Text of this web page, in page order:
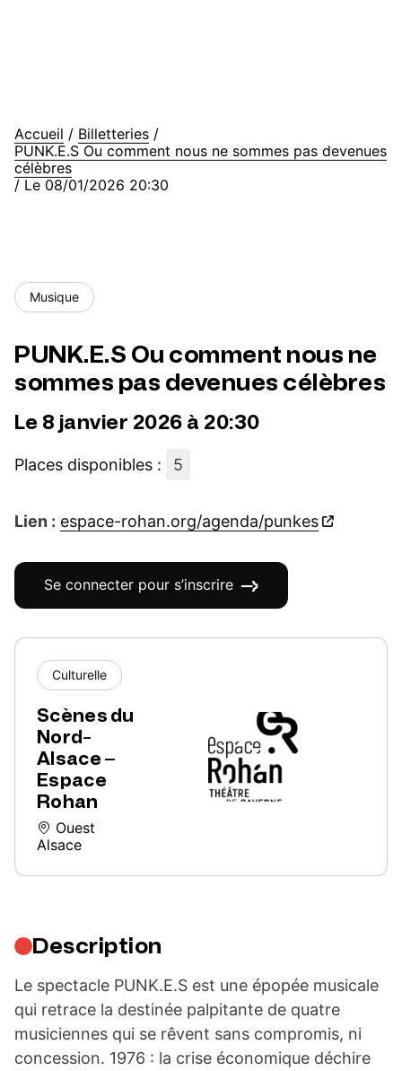
Accueil / Billetteries /
PUNK.E.S Ou comment nous ne sommes pas devenues
célèbres
/ Le 08/01/2026 20:30
Musique
PUNK.E.S Ou comment nous ne
sommes pas devenues célèbres
Le 8 janvier 2026 à 20:30
Places disponibles : 5
Lien : espace-rohan.org/agenda/punkes
Se connecter pour s’inscrire
Culturelle
Scènes du
Nord-
Alsace –
Espace
Rohan
Ouest
Alsace
Description
Le spectacle PUNK.E.S est une épopée musicale
qui retrace la destinée palpitante de quatre
musiciennes qui se rêvent sans compromis, ni
concession. 1976 : la crise économique déchire